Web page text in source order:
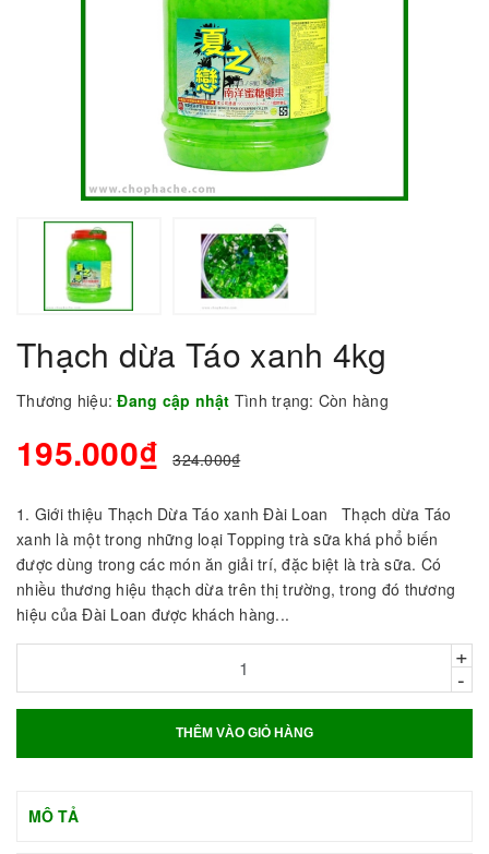
Thạch dừa Táo xanh 4kg
Thương hiệu: Đang cập nhật Tình trạng: Còn hàng
195.000₫ 324.000₫
1. Giới thiệu Thạch Dừa Táo xanh Đài Loan Thạch dừa Táo
xanh là một trong những loại Topping trà sữa khá phổ biến
được dùng trong các món ăn giải trí, đặc biệt là trà sữa. Có
nhiều thương hiệu thạch dừa trên thị trường, trong đó thương
hiệu của Đài Loan được khách hàng...
+
-
THÊM VÀO GIỎ HÀNG
MÔ TẢ